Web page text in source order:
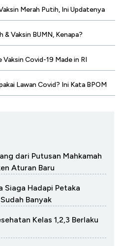
Merah Putih, Ini Updatenya
& Vaksin BUMN, Kenapa?
Vaksin Covid-19 Made in RI
Lawan Covid? Ini Kata BPOM
dari Putusan Mahkamah
Aturan Baru
Siaga Hadapi Petaka
Banyak
Kelas 1,2,3 Berlaku